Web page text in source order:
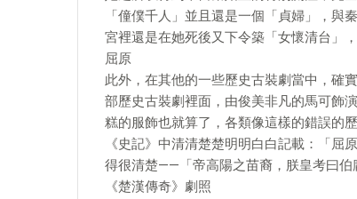
「僮僕千人」並且還是一個「貞婦」，與
宮裡還是在她死後又下令築「女懷清台」
屈原
此外，在其他的一些歷史古裝劇當中，確
部歷史古裝劇裡面，由俊美非凡的馬可飾
糕的服飾也就算了，各類像這樣的錯誤的
《史記》中清清楚楚明明白白記載：「屈
得很清楚——「帝高陽之苗裔，朕皇考曰伯
《楚漢傳奇》劇照